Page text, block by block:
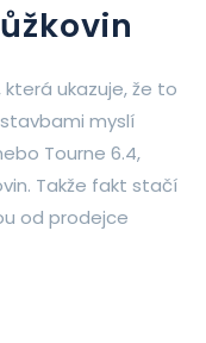
ukazuje, že to
myslí
Tourne 6.4,
Takže fakt stačí
od prodejce